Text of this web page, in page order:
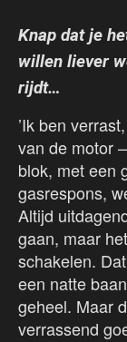
Knap dat je
willen liever
rijdt…
’Ik ben
van de motor
blok, met een
gasrespons,
Altijd
gaan, maar
schakelen.
een natte
geheel. Maar
verrassend